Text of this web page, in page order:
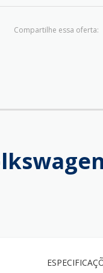
Compartilhe essa oferta: